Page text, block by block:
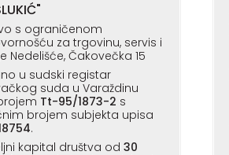
s ograničenom
za trgovinu, servis i
Nedelišće, Čakovečka 15
u sudski registar
suda u Varaždinu
Tt-95/1873-2 s
brojem subjekta upisa
.
kapital društva od 30